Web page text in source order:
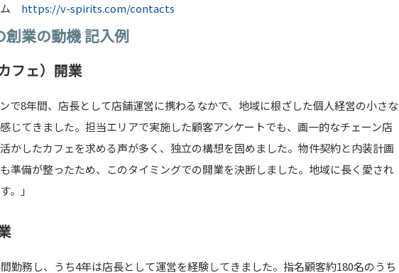
ム https://v-spirits.com/contacts
創業の動機 記入例
フェ）開業
ンで8年間、店長として店舗運営に携わるなかで、地域に根ざした個人経営の小さな
じてきました。担当エリアで実施した顧客アンケートでも、画一的なチェーン店
かしたカフェを求める声が多く、独立の構想を固めました。物件契約と内装計画
準備が整ったため、このタイミングでの開業を決断しました。地域に長く愛され
。」
間勤務し、うち4年は店長として運営を経験してきました。指名顧客約180名のうち